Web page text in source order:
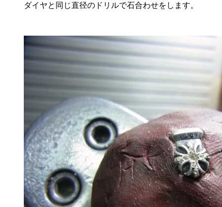
ダイヤと同じ直径のドリルで石合わせをします。